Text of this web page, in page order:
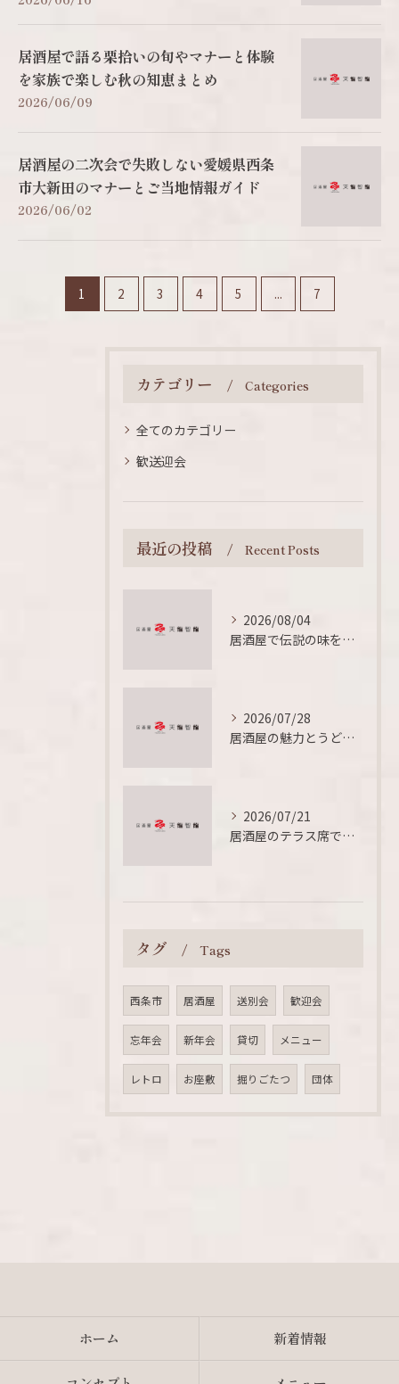
居酒屋で語る栗拾いの旬やマナーと体験
を家族で楽しむ秋の知恵まとめ
2026/06/09
居酒屋の二次会で失敗しない愛媛県西条
市大新田のマナーとご当地情報ガイド
2026/06/02
1 2 3 4 5 ... 7
カテゴリー Categories
全てのカテゴリー
歓送迎会
最近の投稿 Recent Posts
2026/08/04
居酒屋で伝説の味を楽しむための暗黙ルールと定番メニュー徹底ガイド
2026/07/28
居酒屋の魅力とうどんを愛媛県西条市船屋乙で同時に味わう食文化体験
2026/07/21
居酒屋のテラス席で外飲みを快適に楽しむための雰囲気とルール徹底ガイド
タグ Tags
西条市 居酒屋 送別会 歓迎会
忘年会 新年会 貸切 メニュー
レトロ お座敷 掘りごたつ 団体
ホーム 新着情報